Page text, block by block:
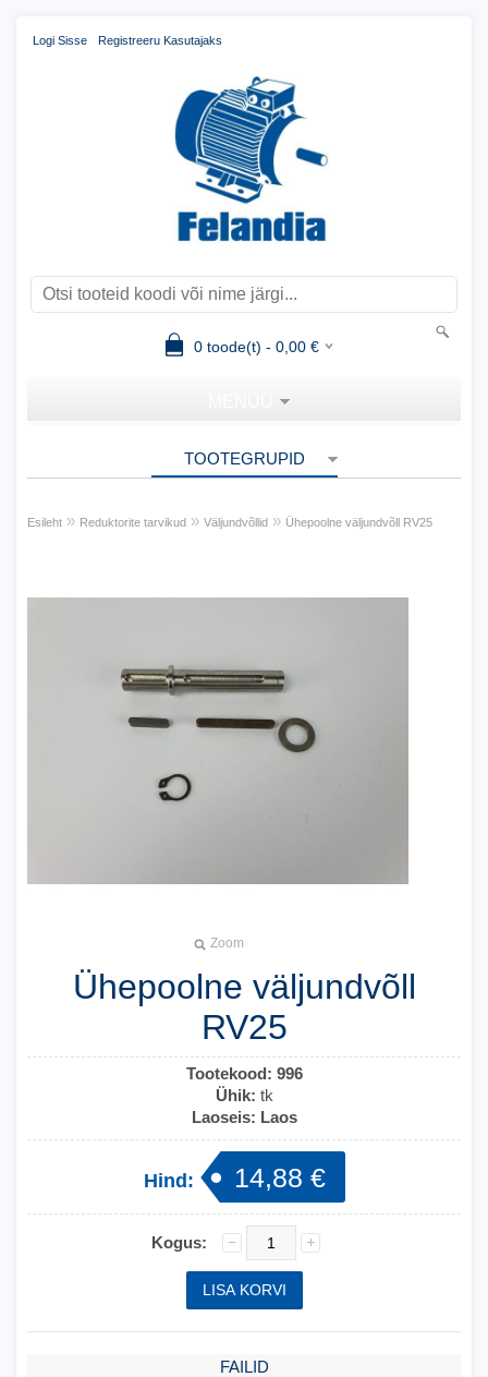
Logi Sisse Registreeru Kasutajaks
0toode(t) - 0,00€
TOOTEGRUPID
Esileht » Reduktorite tarvikud » Väljundvõllid » Ühepoolne väljundvõll RV25
Zoom
Ühepoolne väljundvõll
RV25
Tootekood: 996
Ühik: tk
Laoseis: Laos
Hind: 14,88 €
Kogus:
FAILID